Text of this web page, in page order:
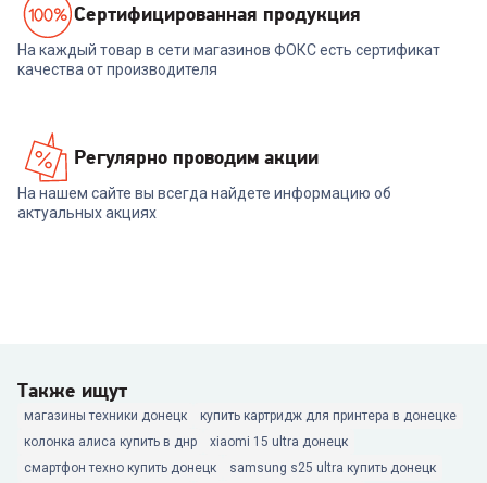
Cертифицированная продукция
На каждый товар в сети магазинов ФОКС есть сертификат
качества от производителя
Регулярно проводим акции
На нашем сайте вы всегда найдете информацию об
актуальных акциях
Также ищут
магазины техники донецк
купить картридж для принтера в донецке
колонка алиса купить в днр
xiaomi 15 ultra донецк
смартфон техно купить донецк
samsung s25 ultra купить донецк